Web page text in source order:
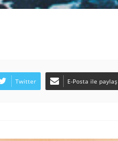
Twitter E-Posta ile paylaş